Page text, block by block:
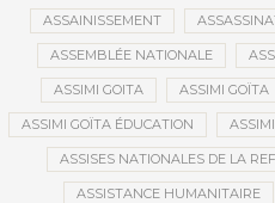
ASSAINISSEMENT
ASSEMBLÉE NATIONALE
ASSIMI GOITA ASSIMI GOÏTA
ASSIMI GOÏTA ÉDUCATION
ASSISES NATIONALES DE LA
ASSISTANCE HUMANITAIRE